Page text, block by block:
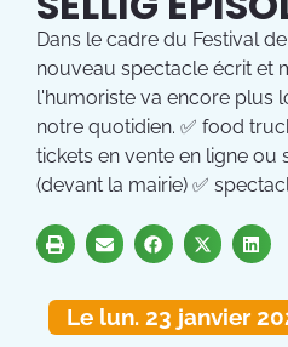
Dans le cadre du Festival
nouveau spectacle écrit et
l'humoriste va encore plus
notre quotidien. ✅ food
tickets en vente en ligne ou
(devant la mairie) ✅
Le lun. 23 janvier